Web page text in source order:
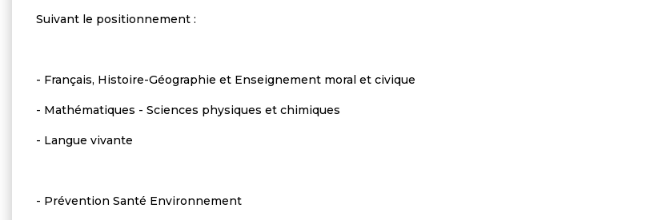
Suivant le positionnement :
- Français, Histoire-Géographie et Enseignement moral et civique
- Mathématiques - Sciences physiques et chimiques
- Langue vivante
- Prévention Santé Environnement